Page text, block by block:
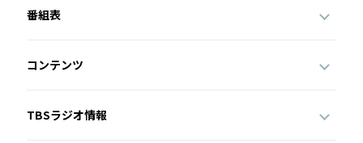
番組表
コンテンツ
TBSラジオ情報